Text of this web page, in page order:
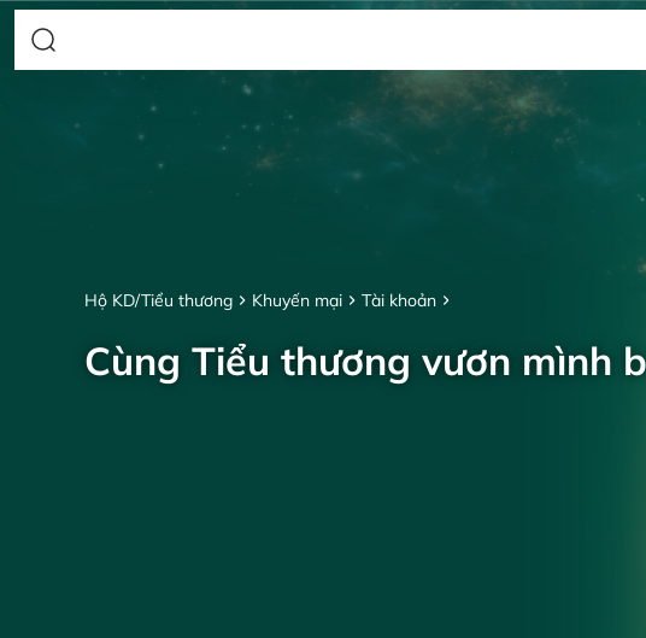
Hộ KD/Tiểu thương Khuyến mại Tài khoản
Cùng Tiểu thương vươn mình